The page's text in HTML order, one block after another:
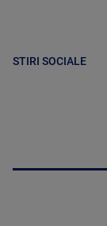
STIRI SOCIALE